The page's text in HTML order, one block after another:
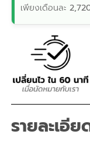
เพียงเดือนละ
รายละเอี